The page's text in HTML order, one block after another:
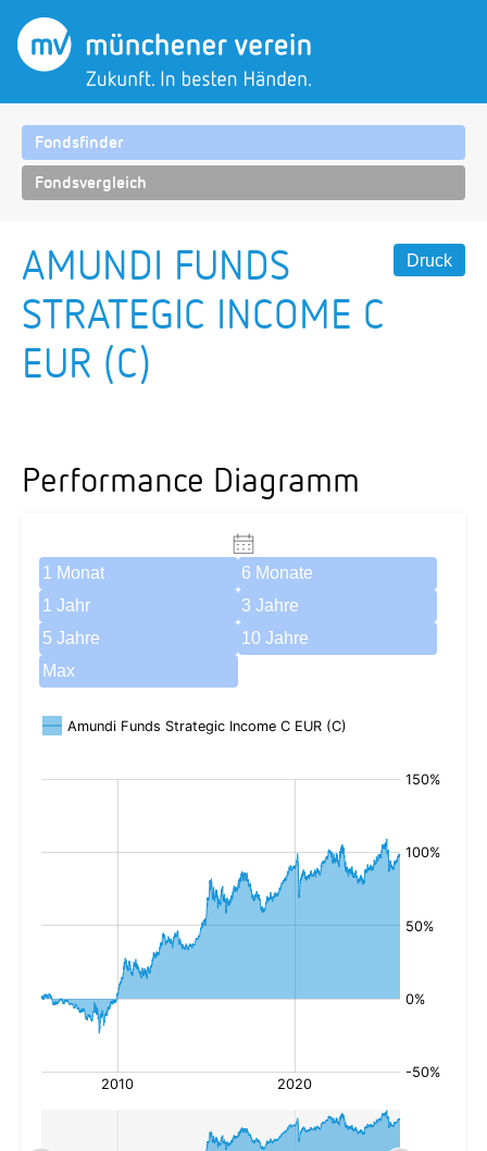
Fondsfinder
Fondsvergleich
AMUNDI FUNDS
STRATEGIC INCOME C
EUR (C)
Druck
Performance Diagramm
1 Monat
6 Monate
1 Jahr
3 Jahre
5 Jahre
10 Jahre
Max